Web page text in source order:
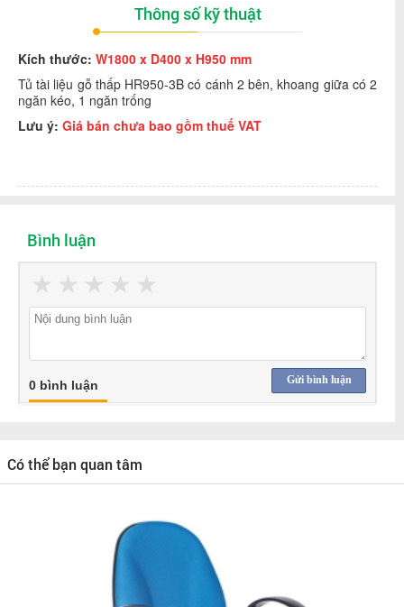
Thông số kỹ thuật
Kích thước: W1800 x D400 x H950 mm
Tủ tài liệu gỗ thấp HR950-3B có cánh 2 bên, khoang giữa có 2
ngăn kéo, 1 ngăn trống
Lưu ý: Giá bán chưa bao gồm thuế VAT
Bình luận
★
★
★
★
★
Gửi bình luận
0 bình luận
Có thể bạn quan tâm